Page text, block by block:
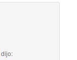
dijo: